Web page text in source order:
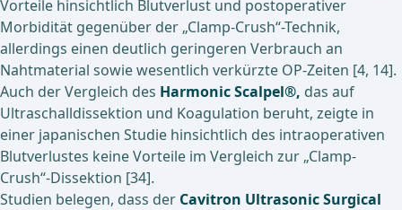
Vorteile hinsichtlich Blutverlust und postoperativer
Morbidität gegenüber der „Clamp-Crush“-Technik,
allerdings einen deutlich geringeren Verbrauch an
Nahtmaterial sowie wesentlich verkürzte OP-Zeiten [4, 14].
Auch der Vergleich des Harmonic Scalpel®, das auf
Ultraschalldissektion und Koagulation beruht, zeigte in
einer japanischen Studie hinsichtlich des intraoperativen
Blutverlustes keine Vorteile im Vergleich zur „Clamp-
Crush“-Dissektion [34].
Studien belegen, dass der Cavitron Ultrasonic Surgical